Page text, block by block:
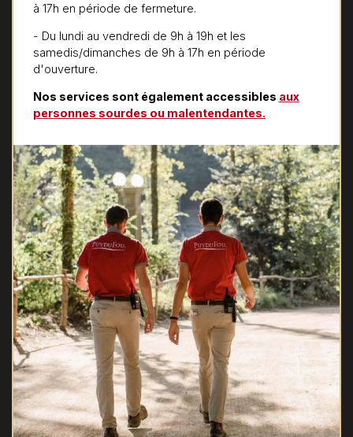
à 17h en période de fermeture.
- Du lundi au vendredi de 9h à 19h et les
samedis/dimanches de 9h à 17h en période
d'ouverture.
Nos services sont également accessibles aux
personnes sourdes ou malentendantes.